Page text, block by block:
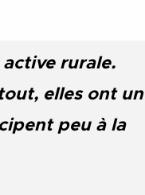
rurale.
elles ont un
peu à la